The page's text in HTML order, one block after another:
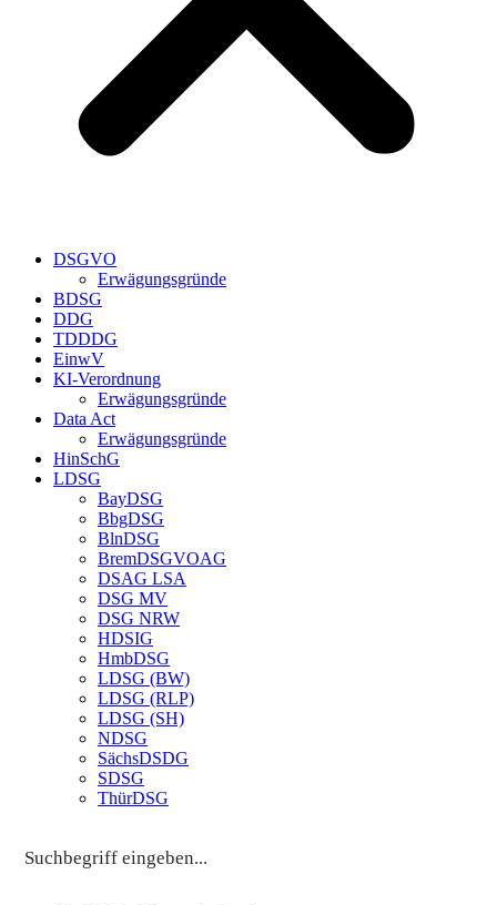
DSGVO
Erwägungsgründe
BDSG
DDG
TDDDG
EinwV
KI-Verordnung
Erwägungsgründe
Data Act
Erwägungsgründe
HinSchG
LDSG
BayDSG
BbgDSG
BlnDSG
BremDSGVOAG
DSAG LSA
DSG MV
DSG NRW
HDSIG
HmbDSG
LDSG (BW)
LDSG (RLP)
LDSG (SH)
NDSG
SächsDSDG
SDSG
ThürDSG